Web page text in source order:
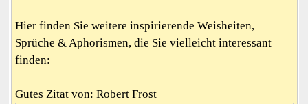
Hier finden Sie weitere inspirierende Weisheiten,
Sprüche & Aphorismen, die Sie vielleicht interessant
finden:
Gutes Zitat von: Robert Frost